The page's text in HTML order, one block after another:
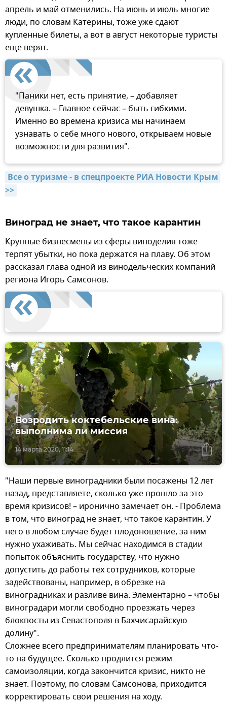
апрель и май отменились. На июнь и июль многие
люди, по словам Катерины, тоже уже сдают
купленные билеты, а вот в август некоторые туристы
еще верят.
"Паники нет, есть принятие, – добавляет
девушка. – Главное сейчас – быть гибкими.
Именно во времена кризиса мы начинаем
узнавать о себе много нового, открываем новые
возможности для развития".
Все о туризме - в спецпроекте РИА Новости Крым
>>
Виноград не знает, что такое карантин
Крупные бизнесмены из сферы виноделия тоже
терпят убытки, но пока держатся на плаву. Об этом
рассказал глава одной из винодельческих компаний
региона Игорь Самсонов.
14 марта 2020, 11:14
Возродить коктебельские вина:
выполнима ли миссия
"Наши первые виноградники были посажены 12 лет
назад, представляете, сколько уже прошло за это
время кризисов! – иронично замечает он. - Проблема
в том, что виноград не знает, что такое карантин. У
него в любом случае будет плодоношение, за ним
нужно ухаживать. Мы сейчас находимся в стадии
попыток объяснить государству, что нужно
допустить до работы тех сотрудников, которые
задействованы, например, в обрезке на
виноградниках и разливе вина. Элементарно – чтобы
виноградари могли свободно проезжать через
блокпосты из Севастополя в Бахчисарайскую
долину".
Сложнее всего предпринимателям планировать что-
то на будущее. Сколько продлится режим
самоизоляции, когда закончится кризис, никто не
знает. Поэтому, по словам Самсонова, приходится
корректировать свои решения на ходу.